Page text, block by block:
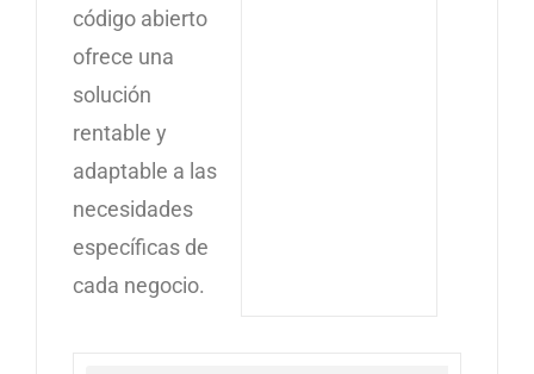
código abierto
ofrece una
solución
rentable y
adaptable a las
necesidades
específicas de
cada negocio.